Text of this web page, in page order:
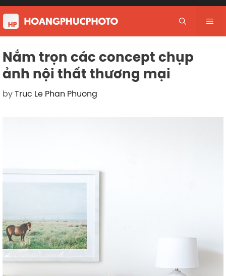
Skip
to
content
Nắm trọn các concept chụp
ảnh nội thất thương mại
byTruc Le Phan Phuong